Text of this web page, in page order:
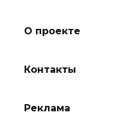
О проекте
Контакты
Реклама